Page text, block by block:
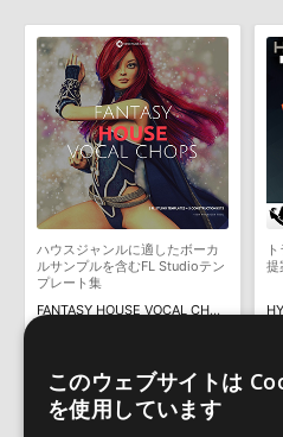
知らせするメールの2通が送信さ
ます説明に沿って、製品のダウン
サンプルパック製品には、原則と
用意しておりません。ご購入後の
わせなどはテクニカルサポート
ま
デモソングは、製品収録サウンド
めのデモンストレーション用の楽
そのものをお使いいただくことは
構成する全てのサウンドが、サン
保証するものではありません。
ダウンロード製品という性質上、
しかねます。
2022.05.25
マークのついた情報は、該当する
おります。ご覧頂くには、該当する製
FUTURE TRAPのサポート情報
ハウスジャンルに適したボーカ
ルサンプルを含むFL Studioテン
プレート集
FANTASY HOUSE VOCAL CHOPS
提
このウェブサイトは
を使用しています